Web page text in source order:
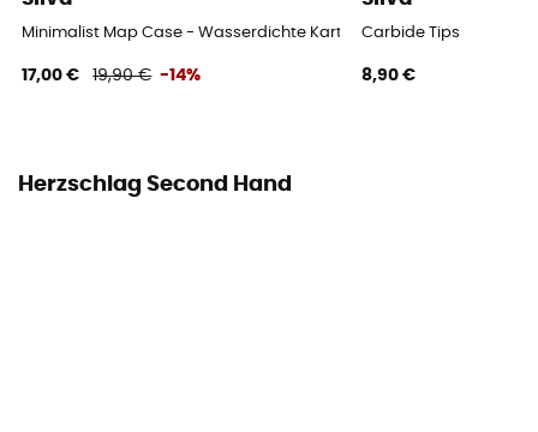
Minimalist Map Case - Wasserdichte Kartentasche
17,00 € 19,90 € -14%
Carbide Tips
8,90 €
Herzschlag Second Hand